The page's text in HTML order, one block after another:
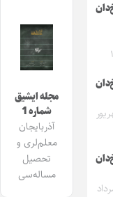
شهریور
۸ مرداد
مجله ایشیق
شماره 1
آذربایجان
معلم‌لری و
تحصیل
مساله‌سی